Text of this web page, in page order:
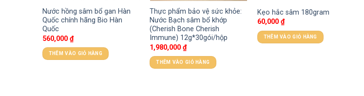
Nước hồng sâm bổ gan Hàn
Quốc chính hãng Bio Hàn
Quốc
560,000 ₫
THÊM VÀO GIỎ HÀNG
Thực phẩm bảo vệ sức khỏe:
Nước Bạch sâm bổ khớp
(Cherish Bone Cherish
Immune) 12g*30gói/hộp
1,980,000₫
THÊM VÀO GIỎ HÀNG
Kẹo hắc sâm 180gram
60,000 ₫
THÊM VÀO GIỎ HÀNG